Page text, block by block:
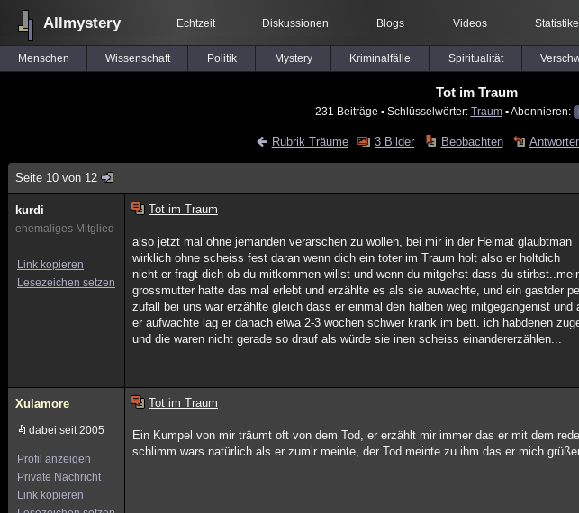
Allmystery Echtzeit Diskussionen Blogs Videos
Menschen Wissenschaft Politik Mystery Kriminalfälle Spiritualität
Tot im Traum
231 Beiträge ▪ Schlüsselwörter: Traum▪ Abonnieren:
Rubrik Träume 3 Bilder Beobachten
Seite 10 von 12
kurdi
ehemaliges Mitglied
Link kopieren
Lesezeichen setzen
Tot im Traum
also jetzt mal ohne jemanden verarschen zu wollen, bei mir in der Heimat glaubtman
wirklich ohne scheiss fest daran wenn dich ein toter im Traum holt also er holtdich
nicht er fragt dich ob du mitkommen willst und wenn du mitgehst dass du
grossmutter hatte das mal erlebt und erzählte es als sie auwachte, und ein gastder
zufall bei uns war erzählte gleich dass er einmal den halben weg mitgegangenist und
er aufwachte lag er danach etwa 2-3 wochen schwer krank im bett. ich habdenen
und die waren nicht gerade so drauf als würde sie inen scheiss einandererzählen...
Xulamore
dabei seit 2005
Profil anzeigen
Private Nachricht
Link kopieren
Tot im Traum
Ein Kumpel von mir träumt oft von dem Tod, er erzählt mir immer das er mit dem
schlimm wars natürlich als er zumir meinte, der Tod meinte zu ihm das er mich